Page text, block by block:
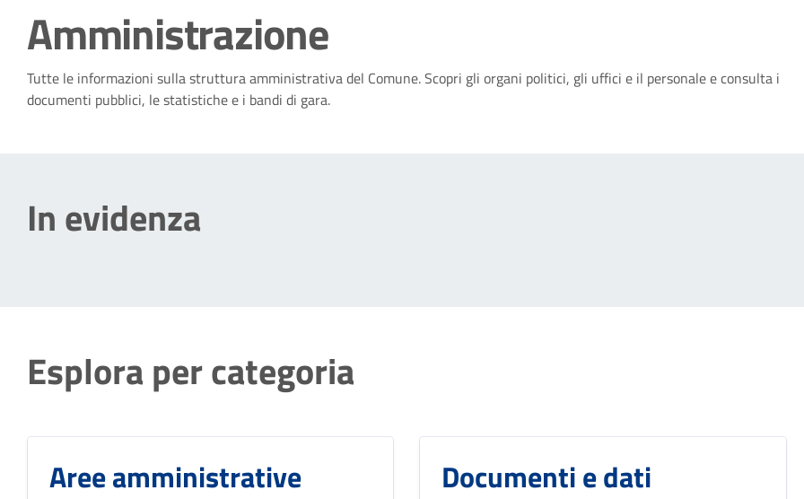
Amministrazione
Tutte le informazioni sulla struttura amministrativa del Comune. Scopri gli organi politici, gli uffici e il personale e consulta i
documenti pubblici, le statistiche e i bandi di gara.
In evidenza
Esplora per categoria
Aree amministrative Documenti e dati